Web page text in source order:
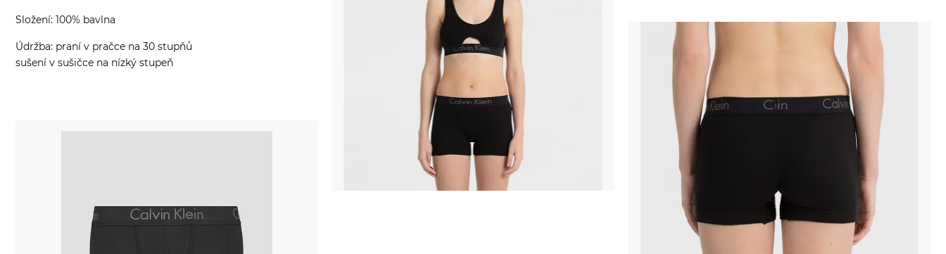
Složení: 100% bavlna
Údržba: praní v pračce na 30 stupňů
sušení v sušičce na nízký stupeň